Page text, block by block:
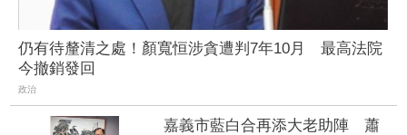
仍有待釐清之處！顏寬恒涉貪遭判7年10月 最高法院
今撤銷發回
政治
嘉義市藍白合再添大老助陣 蕭